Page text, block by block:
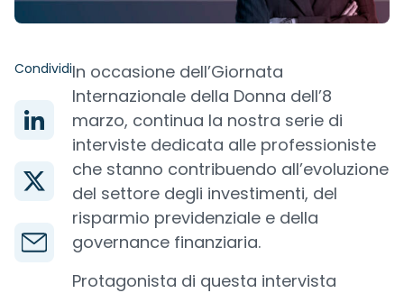
CondividiIn occasione dell’Giornata
Internazionale della Donna dell’8
marzo, continua la nostra serie di
interviste dedicata alle professioniste
che stanno contribuendo all’evoluzione
del settore degli investimenti, del
risparmio previdenziale e della
governance finanziaria.
Protagonista di questa intervista